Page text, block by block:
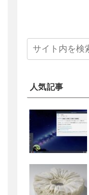
人気記事